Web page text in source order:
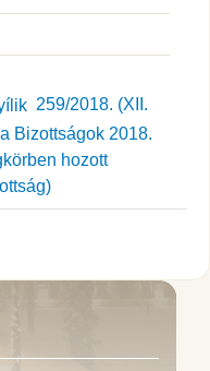
259/2018. (XII.
Bizottságok 2018.
hozott